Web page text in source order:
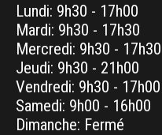
Lundi: 9h30 - 17h00
Mardi: 9h30 - 17h30
Mercredi: 9h30 - 17h30
Jeudi: 9h30 - 21h00
Vendredi: 9h30 - 17h00
Samedi: 9h00 - 16h00
Dimanche: Fermé